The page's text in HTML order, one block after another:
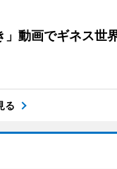
」動画でギネス
る